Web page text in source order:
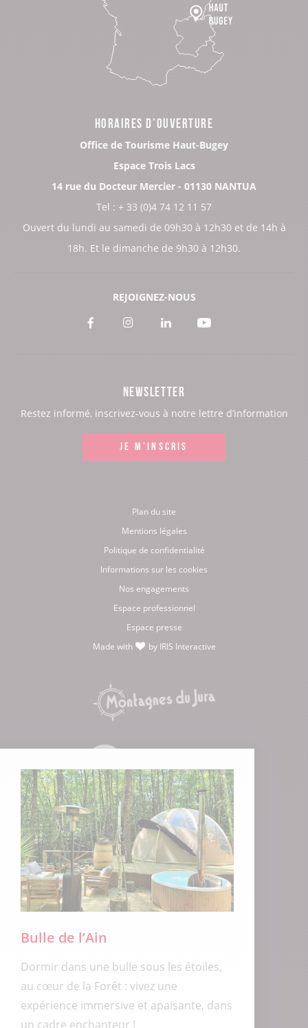
Bulle de l’Ain
Dormir dans une bulle sous les étoiles,
au cœur de la Forêt : vivez une
expérience immersive et apaisante, dans
un cadre enchanteur !
HORAIRES D’OUVERTURE
Office de Tourisme Haut-Bugey
Espace Trois Lacs
14 rue du Docteur Mercier - 01130 NANTUA
Tel : + 33 (0)4 74 12 11 57
Ouvert du lundi au samedi de 09h30 à 12h30 et de 14h à
18h. Et le dimanche de 9h30 à 12h30.
REJOIGNEZ-NOUS
Voir
Facebook
Voir
Instagram
Voir
LinkedIn
Voir
Youtube
NEWSLETTER
Restez informé, inscrivez-vous à notre lettre d’information
JE M'INSCRIS
Plan du site
Mentions légales
Politique de confidentialité
Informations sur les cookies
Nos engagements
Espace professionnel
Espace presse
Made with
by IRIS Interactive